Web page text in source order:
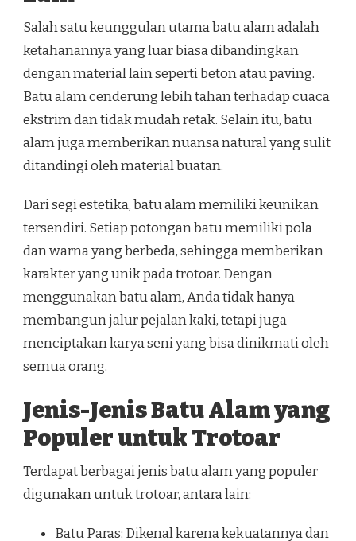
Salah satu keunggulan utamabatu alamadalah
ketahanannya yang luar biasa dibandingkan
dengan material lain seperti beton atau paving.
Batu alam cenderung lebih tahan terhadap cuaca
ekstrim dan tidak mudah retak. Selain itu, batu
alam juga memberikan nuansa natural yang sulit
ditandingi oleh material buatan.
Dari segi estetika, batu alam memiliki keunikan
tersendiri. Setiap potongan batu memiliki pola
dan warna yang berbeda, sehingga memberikan
karakter yang unik pada trotoar. Dengan
menggunakan batu alam, Anda tidak hanya
membangun jalur pejalan kaki, tetapi juga
menciptakan karya seni yang bisa dinikmati oleh
semua orang.
Jenis-Jenis Batu Alam yang
Populer untuk Trotoar
Terdapat berbagaijenis batualam yang populer
digunakan untuk trotoar, antara lain:
Batu Paras: Dikenal karena kekuatannya dan